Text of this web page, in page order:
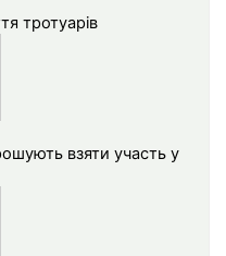
тротуарів
взяти участь у